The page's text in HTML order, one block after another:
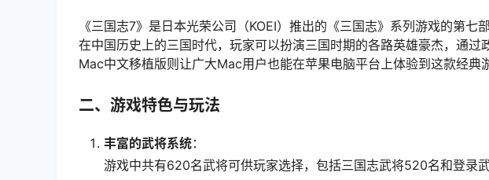
《三国志7》是日本光荣公司（KOEI）推出的《三国志》系列游戏的第
在中国历史上的三国时代，玩家可以扮演三国时期的各路英雄豪杰，通过
Mac中文移植版则让广大Mac用户也能在苹果电脑平台上体验到这款经典
二、游戏特色与玩法
丰富的武将系统：
游戏中共有620名武将可供玩家选择，包括三国志武将520名和登录武